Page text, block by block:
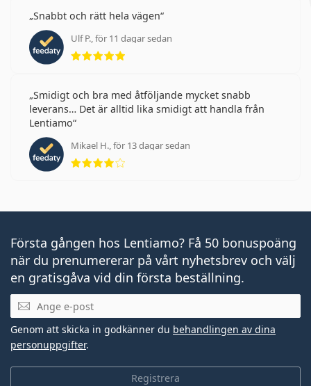
Snabbt och rätt hela vägen
Ulf P., för 11 dagar sedan
Betyg 5 av 5
Smidigt och bra med åtföljande mycket snabb
leverans… Det är alltid lika smidigt att handla från
Lentiamo
Mikael H., för 13 dagar sedan
Betyg 4 av 5
Första gången hos Lentiamo? Få 50 bonuspoäng
när du prenumererar på vårt nyhetsbrev och välj
en gratisgåva vid din första beställning.
Mejladress
Registrera
Genom att skicka in godkänner du behandlingen av dina
personuppgifter.